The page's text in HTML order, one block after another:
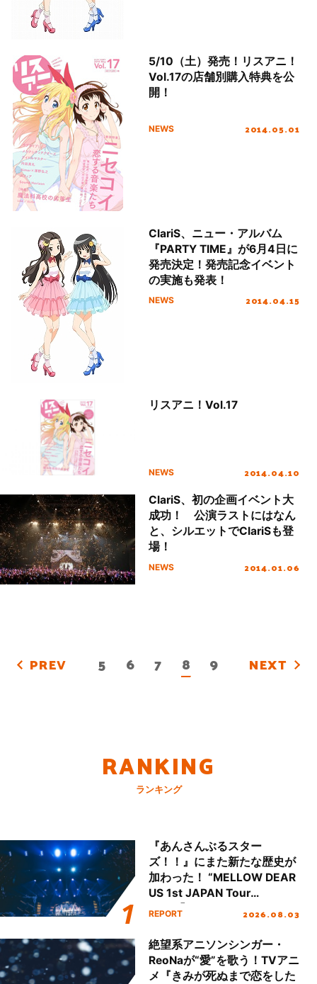
5/10（土）発売！リスアニ！
Vol.17の店舗別購入特典を公
開！
NEWS 2014.05.01
ClariS、ニュー・アルバム
『PARTY TIME』が6月4日に
発売決定！発売記念イベント
の実施も発表！
NEWS 2014.04.15
リスアニ！Vol.17
NEWS 2014.04.10
ClariS、初の企画イベント大
成功！ 公演ラストにはなん
と、シルエットでClariSも登
場！
NEWS 2014.01.06
PREV 5 6 7 8 9 NEXT
RANKING
ランキング
『あんさんぶるスター
ズ！！』にまた新たな歴史が
加わった！ “MELLOW DEAR
US 1st JAPAN Tour
Final「NICE to meet YOU
ート!!
REPORT 2026.08.03
絶望系アニソンシンガー・
ReoNaが“愛”を歌う！TVアニ
メ『きみが死ぬまで恋をした